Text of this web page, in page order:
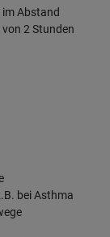
im Abstand
von 2 Stunden
bei Asthma